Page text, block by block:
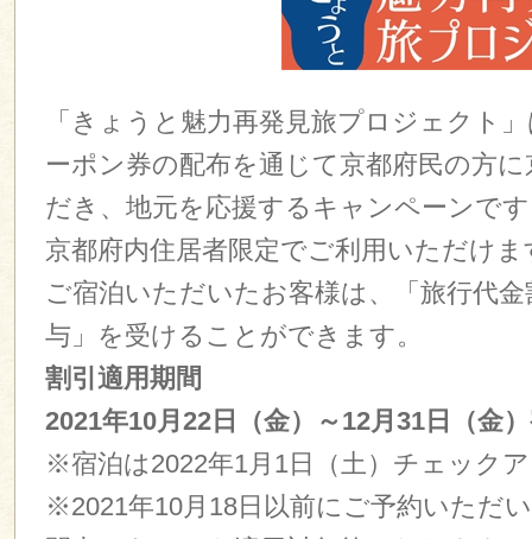
「きょうと魅力再発見旅プロジェクト
ーポン券の配布を通じて京都府民の方
だき、地元を応援するキャンペーンで
京都府内住居者限定でご利用いただけま
ご宿泊いただいたお客様は、「旅行代
与」を受けることができます。
割引適用期間
2021年10月22日（金）
～12月31日（金）
※宿泊は2022年1月1日（土）チェック
※2021年10月18日以前にご予約いただ